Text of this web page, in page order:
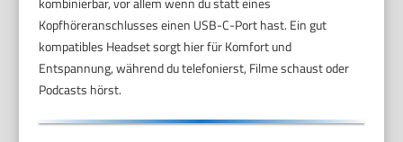
Kopfhöreranschlusses einen USB-C-Port hast. Ein gut
kompatibles Headset sorgt hier für Komfort und
Entspannung, während du telefonierst, Filme schaust oder
Podcasts hörst.